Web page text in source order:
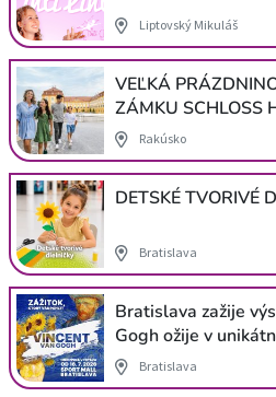
Liptovský Mikuláš
VEĽKÁ
ZÁMKU SCHLOSS
Rakúsko
DETSKÉ TVORIVÉ
Bratislava
Bratislava zažije
Gogh ožije v
Bratislava